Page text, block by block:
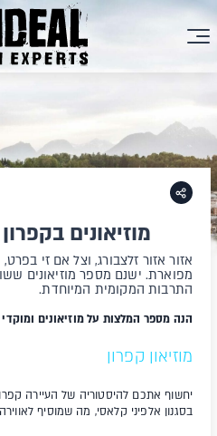
מוזיאונים
אזור אזור זלצבורג, וצל אם זי
מפוארת. ישנם מספר מוזיאונים
התרבות המקומית המיוחדת.
הנה מספר המלצות על מוזיאונים ומוקדי
מוזיאון קפרון
יחשוף אתכם להיסטוריה של העיירה
בסגנון אלפיני קלאסי, מה שמוסיף